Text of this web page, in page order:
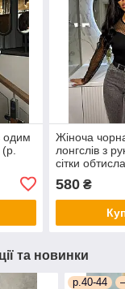
одим
Жіноча
лонгслів з
сітки
580₴
та новинки
р.40-44